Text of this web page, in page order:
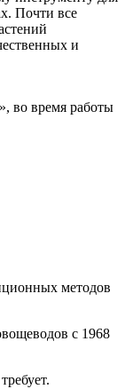
Почти все
и
», во время работы
методов
с 1968